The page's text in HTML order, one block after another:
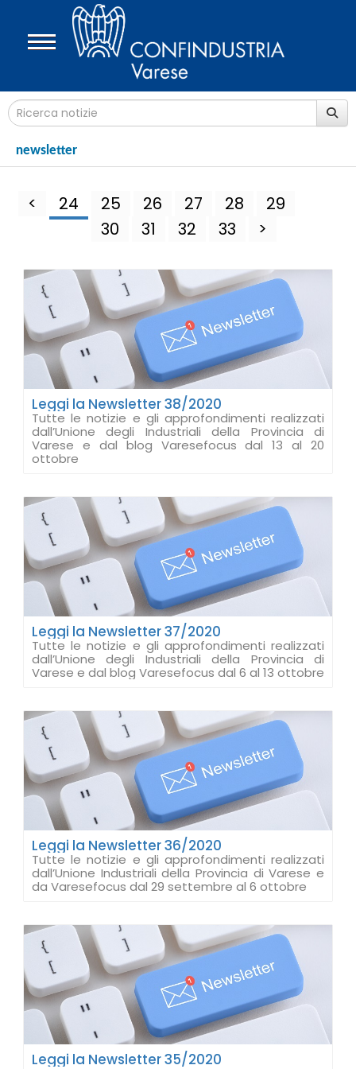
newsletter
< 24 25 26 27 28
29
30
31 32 33 >
Leggi la Newsletter 38/2020
Tutte le notizie e gli approfondimenti realizzati
dall’Unione degli Industriali della Provincia di
Varese e dal blog Varesefocus dal 13 al 20
ottobre
Leggi la Newsletter 37/2020
Tutte le notizie e gli approfondimenti realizzati
dall’Unione degli Industriali della Provincia di
Varese e dal blog Varesefocus dal 6 al 13 ottobre
Leggi la Newsletter 36/2020
Tutte le notizie e gli approfondimenti realizzati
dall’Unione Industriali della Provincia di Varese e
da Varesefocus dal 29 settembre al 6 ottobre
Leggi la Newsletter 35/2020